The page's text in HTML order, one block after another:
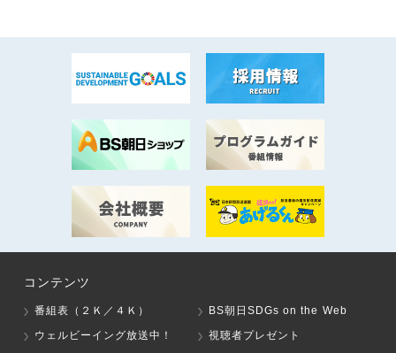
コンテンツ
番組表（２Ｋ／４Ｋ）
BS朝日SDGs on the Web
ウェルビーイング放送中！
視聴者プレゼント